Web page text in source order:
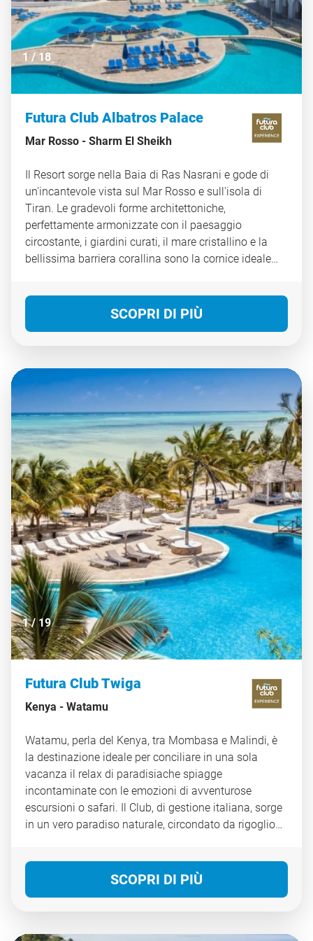
1 / 18
Futura Club Albatros Palace
Mar Rosso - Sharm El Sheikh
Il Resort sorge nella Baia di Ras Nasrani e gode di
un'incantevole vista sul Mar Rosso e sull'isola di
Tiran. Le gradevoli forme architettoniche,
perfettamente armonizzate con il paesaggio
circostante, i giardini curati, il mare cristallino e la
bellissima barriera corallina sono la cornice ideale
di paradiso dove il cielo incontra il mare in una
sinfonia di colori. Ogni tramonto è un dipinto che
tocca l'anima, l'infinito azzurro del mare tocca il
SCOPRI DI PIÙ
1/19
Futura Club Twiga
Kenya - Watamu
Watamu, perla del Kenya, tra Mombasa e Malindi, è
la destinazione ideale per conciliare in una sola
vacanza il relax di paradisiache spiagge
incontaminate con le emozioni di avventurose
escursioni o safari. Il Club, di gestione italiana, sorge
in un vero paradiso naturale, circondato da rigogliose
di vacanza e di relax ma anche di avventura e natura.
Il paesino di Watamu si trova a circa 9 km, la città di
Malindi a circa 15 km e l’aeroporto di Mombasa a
SCOPRI DI PIÙ